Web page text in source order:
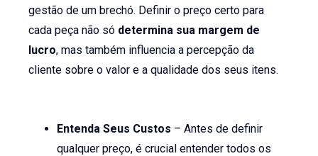
gestão de um brechó. Definir o preço certo para
cada peça não só determina sua margem de
lucro, mas também influencia a percepção da
cliente sobre o valor e a qualidade dos seus itens.
Entenda Seus Custos – Antes de definir
qualquer preço, é crucial entender todos os